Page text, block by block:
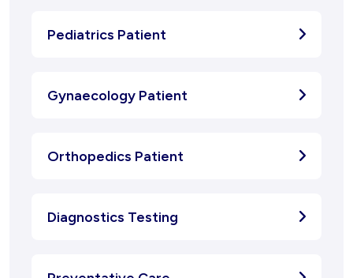
Pediatrics Patient
Gynaecology Patient
Orthopedics Patient
Diagnostics Testing